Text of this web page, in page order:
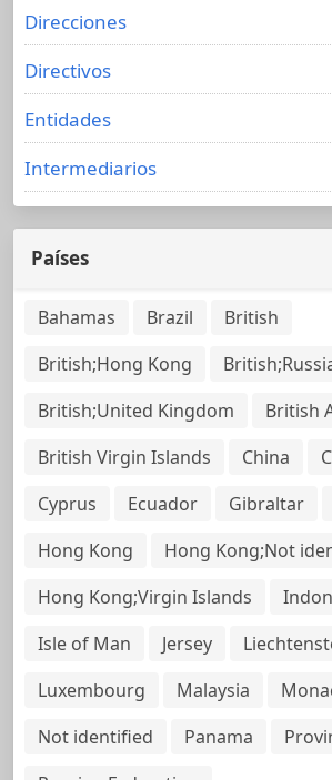
Direcciones
Directivos
Entidades
Intermediarios
Países
Bahamas Brazil
British
British;Hong Kong
British;United Kingdom
British
British Virgin Islands
China
Cyprus
Ecuador Gibraltar
Hong Kong
Hong Kong;Not
Hong Kong;Virgin Islands
Isle of Man
Jersey
Luxembourg
Malaysia
Not identified
Panama